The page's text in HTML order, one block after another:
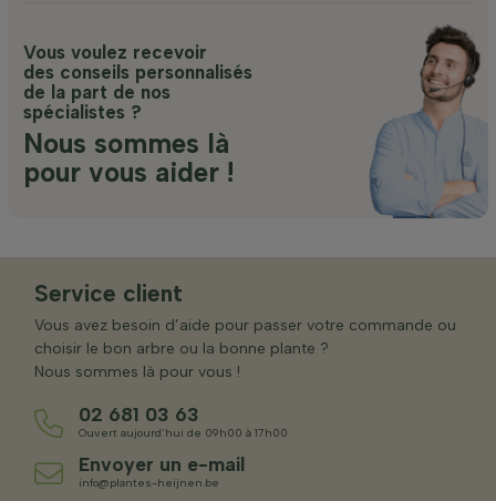
Vous voulez recevoir
des conseils personnalisés
de la part de nos
spécialistes ?
Nous sommes là
pour vous aider !
Service client
Vous avez besoin d’aide pour passer votre commande ou
choisir le bon arbre ou la bonne plante ?
Nous sommes là pour vous !
02 681 03 63
Ouvert aujourd’hui de 09h00 à 17h00
Envoyer un e-mail
info@plantes-heijnen.be